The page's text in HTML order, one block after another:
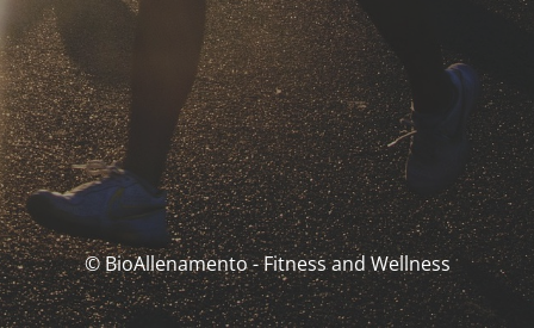
© BioAllenamento - Fitness and Wellness